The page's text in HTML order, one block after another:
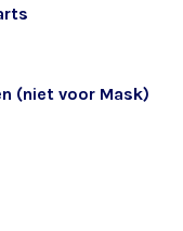
(niet voor Mask)